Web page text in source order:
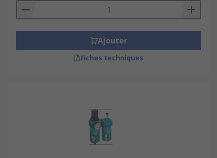
Ajouter
Fiches techniques